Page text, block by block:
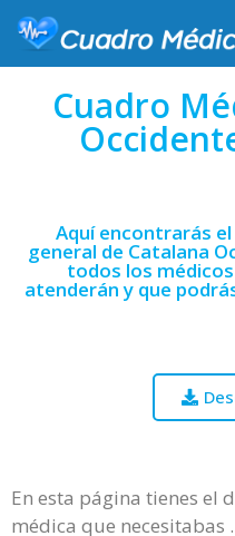
Cuadro
Aquí encontrarás
general de Catalana
todos los
atenderán y que
En esta página tienes el
médica que necesitabas